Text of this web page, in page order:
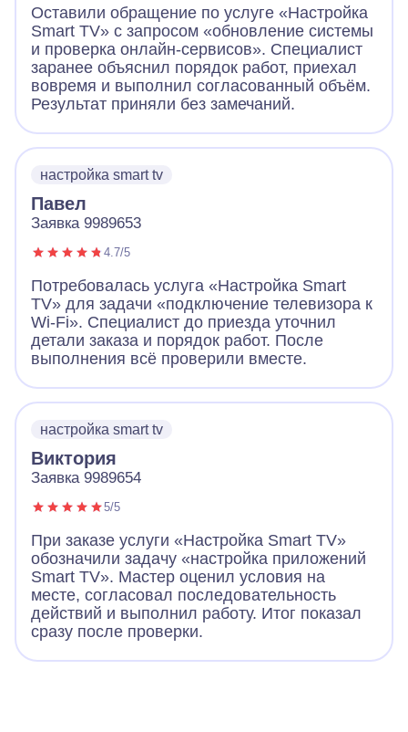
Оставили обращение по услуге «Настройка
Smart TV» с запросом «обновление системы
и проверка онлайн-сервисов». Специалист
заранее объяснил порядок работ, приехал
вовремя и выполнил согласованный объём.
Результат приняли без замечаний.
настройка smart tv
Павел
Заявка 9989653
4.7/5
Потребовалась услуга «Настройка Smart
TV» для задачи «подключение телевизора к
Wi-Fi». Специалист до приезда уточнил
детали заказа и порядок работ. После
выполнения всё проверили вместе.
настройка smart tv
Виктория
Заявка 9989654
5/5
При заказе услуги «Настройка Smart TV»
обозначили задачу «настройка приложений
Smart TV». Мастер оценил условия на
месте, согласовал последовательность
действий и выполнил работу. Итог показал
сразу после проверки.